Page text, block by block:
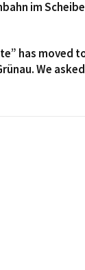
im
has moved
We